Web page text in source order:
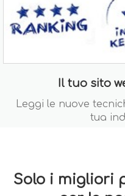
Il tuo sito
Leggi le nuove
tua
Solo i migliori